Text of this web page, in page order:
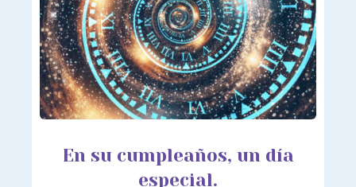
En su cumpleaños, un día
especial.